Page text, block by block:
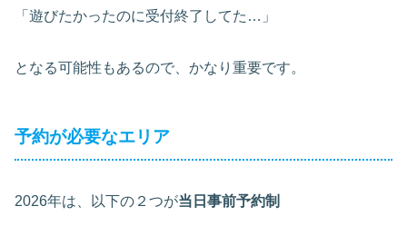
「遊びたかったのに受付終了してた…」
となる可能性もあるので、かなり重要です。
予約が必要なエリア
2026年は、以下の２つが当日事前予約制